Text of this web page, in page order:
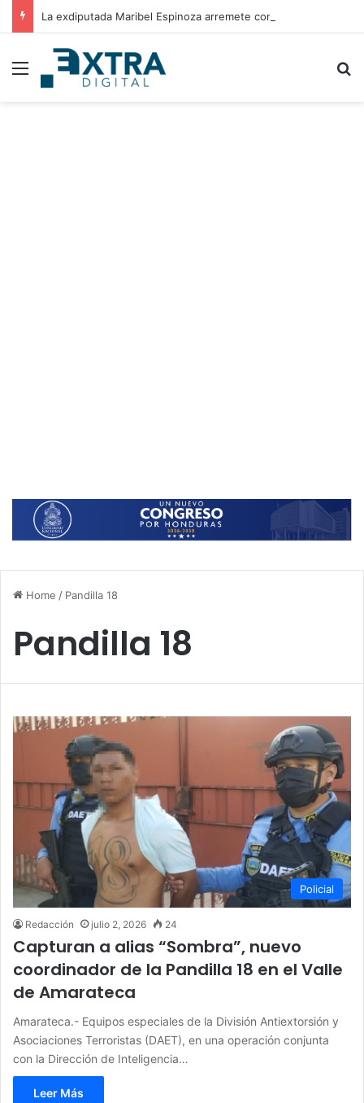
Menu
Home / Pandilla 18
Pandilla 18
Policial
Redacción julio 2, 2026 24
Capturan a alias “Sombra”, nuevo
coordinador de la Pandilla 18 en el Valle
de Amarateca
Amarateca.- Equipos especiales de la División Antiextorsión y
Asociaciones Terroristas (DAET), en una operación conjunta
con la Dirección de Inteligencia…
Leer Más